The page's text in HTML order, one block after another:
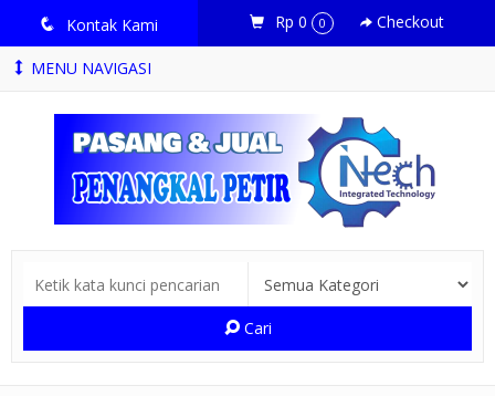
q Kontak Kami Rp 0 0 Checkout
MENU NAVIGASI
Cari